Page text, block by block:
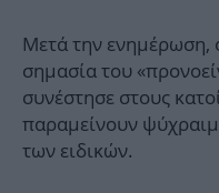
Μετά την ενημέρωση,
σημασία του
συνέστησε στους
παραμείνουν
των ειδικών.